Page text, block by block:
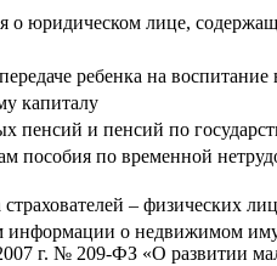
о юридическом лице,
ребенка на воспитание
капиталу
пенсий и пенсий по
пособия по временной
страхователей – физических
информации о недвижимом
г. № 209-ФЗ «О развитии